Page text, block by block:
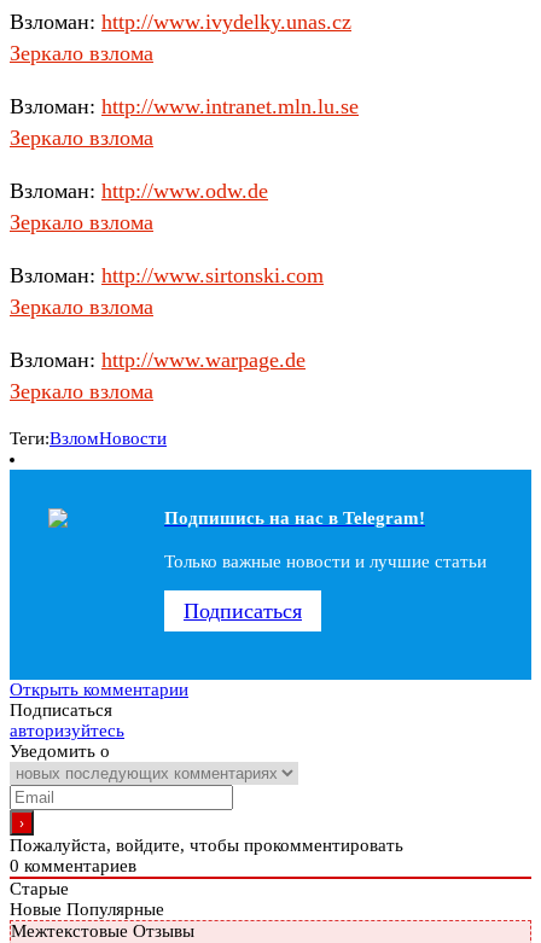
Взломан: http://www.ivydelky.unas.cz
Зеркало взлома
Взломан: http://www.intranet.mln.lu.se
Зеркало взлома
Взломан: http://www.odw.de
Зеркало взлома
Взломан: http://www.sirtonski.com
Зеркало взлома
Взломан: http://www.warpage.de
Зеркало взлома
Теги:ВзломНовости
Подпишись на наc в Telegram!
Только важные новости и лучшие статьи
Подписаться
Открыть комментарии
Подписаться
авторизуйтесь
Уведомить о
Пожалуйста, войдите, чтобы прокомментировать
0 комментариев
Старые
Новые Популярные
Межтекстовые Отзывы